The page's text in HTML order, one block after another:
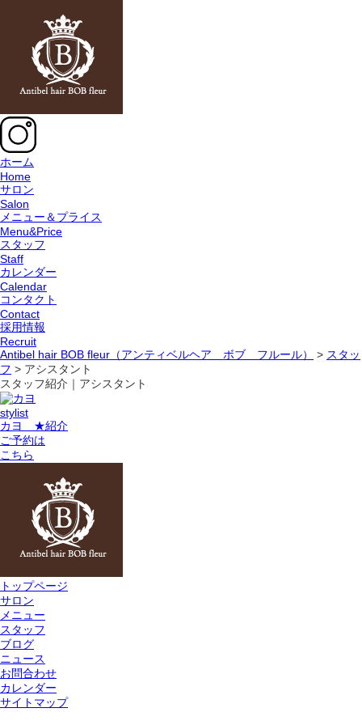
ホーム
Home
サロン
Salon
メニュー＆プライス
Menu&Price
スタッフ
Staff
カレンダー
Calendar
コンタクト
Contact
採用情報
Recruit
Antibel hair BOB fleur（アンティベルヘア ボブ フルール）
> スタッ
フ > アシスタント
スタッフ紹介｜アシスタント
stylist
カヨ ★紹介
ご予約は
こちら
トップページ
サロン
メニュー
スタッフ
ブログ
ニュース
お問合わせ
カレンダー
サイトマップ